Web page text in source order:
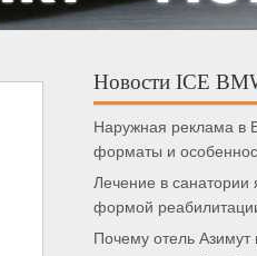
Новости ICE
Наружная реклама в
форматы и
Лечение в санатории
формой
Почему отель